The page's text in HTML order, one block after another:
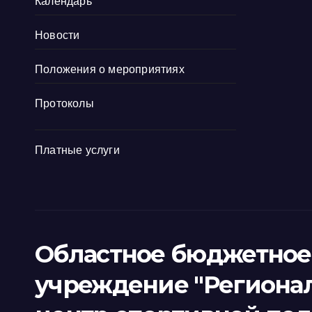
Новости
Положения о мероприятиях
Протоколы
Платные услуги
Областное бюджетное
учреждение